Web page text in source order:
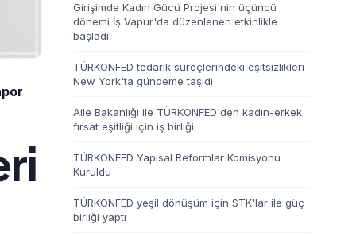
Girişimde Kadın Gücü Projesi'nin üçüncü
dönemi İş Vapur'da düzenlenen etkinlikle
başladı
TÜRKONFED tedarik süreçlerindeki eşitsizlikleri
New York'ta gündeme taşıdı
Aile Bakanlığı ile TÜRKONFED'den kadın-erkek
fırsat eşitliği için iş birliği
TÜRKONFED Yapısal Reformlar Komisyonu
Kuruldu
TÜRKONFED yeşil dönüşüm için STK'lar ile güç
birliği yaptı